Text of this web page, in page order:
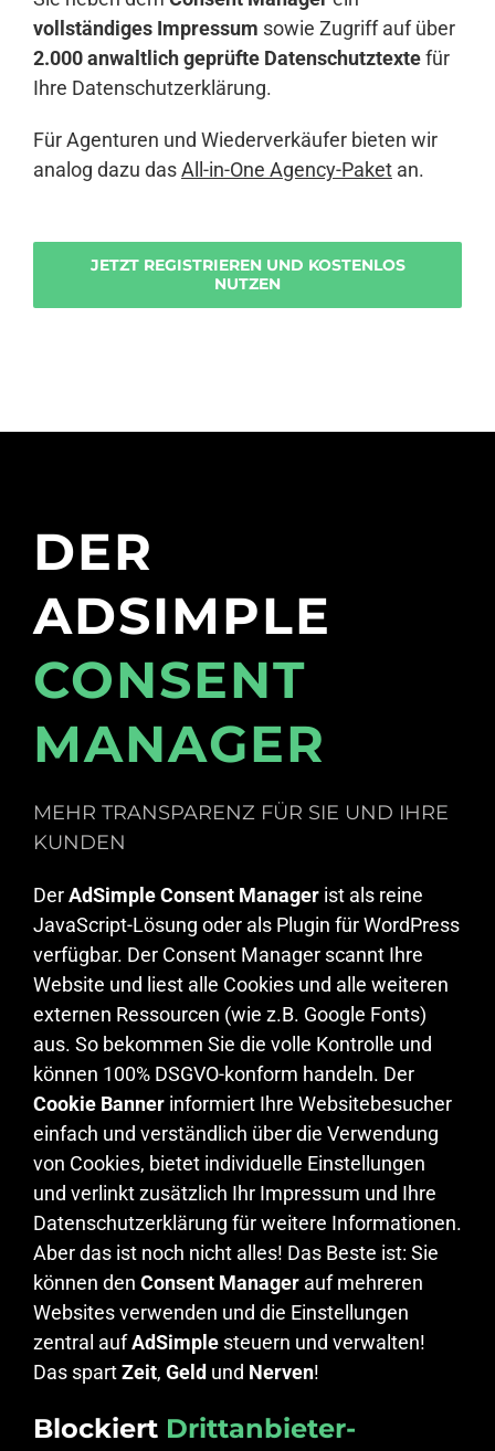
vollständiges Impressum sowie Zugriff auf über
2.000 anwaltlich geprüfte Datenschutztextefür
Ihre Datenschutzerklärung.
Für Agenturen und Wiederverkäufer bieten wir
analog dazu dasAll-in-One Agency-Paket an.
JETZT REGISTRIEREN UND KOSTENLOS
NUTZEN
DER
ADSIMPLE
CONSENT
MANAGER
MEHR TRANSPARENZ FÜR SIE UND IHRE
KUNDEN
DerAdSimple Consent Manager ist als reine
JavaScript-Lösung oder als Plugin für WordPress
verfügbar. Der Consent Manager scannt Ihre
Website und liest alle Cookies und alle weiteren
externen Ressourcen (wie z.B. Google Fonts)
aus. So bekommen Sie die volle Kontrolle und
können 100% DSGVO-konform handeln. Der
Cookie Banner informiert Ihre Websitebesucher
einfach und verständlich über die Verwendung
von Cookies, bietet individuelle Einstellungen
und verlinkt zusätzlich Ihr Impressum und Ihre
Datenschutzerklärung für weitere Informationen.
Aber das ist noch nicht alles! Das Beste ist: Sie
können den Consent Manager auf mehreren
Websites verwenden und die Einstellungen
zentral aufAdSimple steuern und verwalten!
Das spartZeit, Geld und Nerven!
Blockiert Drittanbieter-